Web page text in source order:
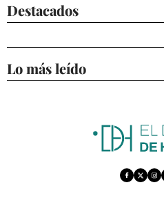
Destacados
Lo más leído